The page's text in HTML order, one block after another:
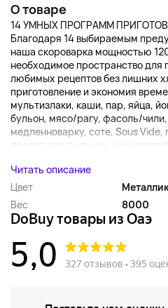
О товаре
14 УМНЫХ ПРОГРАММ
Благодаря 14 выбираемым
наша скороварка мощностью
необходимое пространство для
любимых рецептов без лишних
приготовление и экономия
мультизлаки, каши, пар, яйца,
бульон, мясо/рагу, фасоль/чили,
медленноварку, соте, Sous
десерт, пасту, пиццу,
Читать описание
Цвет
Вес
8000